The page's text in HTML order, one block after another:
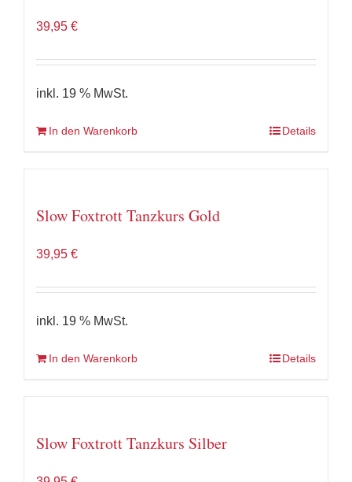
39,95 €
inkl. 19 % MwSt.
In den Warenkorb Details
Slow Foxtrott Tanzkurs Gold
39,95 €
inkl. 19 % MwSt.
In den Warenkorb Details
Slow Foxtrott Tanzkurs Silber